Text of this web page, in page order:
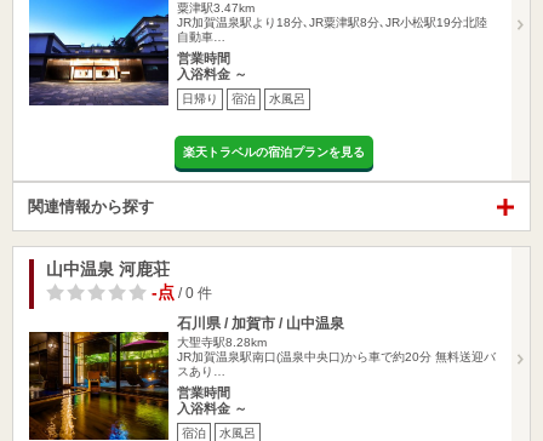
粟津駅3.47km
JR加賀温泉駅より18分､JR粟津駅8分､JR小松駅19分北陸
自動車…
営業時間
入浴料金 ～
日帰り 宿泊 水風呂
楽天トラベルの宿泊プランを見る
関連情報から探す
山中温泉 河鹿荘
-点 / 0 件
石川県 / 加賀市 / 山中温泉
大聖寺駅8.28km
JR加賀温泉駅南口(温泉中央口)から車で約20分 無料送迎バ
スあり…
営業時間
入浴料金 ～
宿泊 水風呂